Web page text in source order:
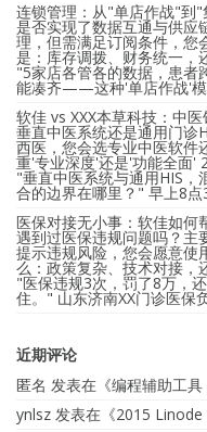
连锁管理：从"单店作战"到
是否实现了数据互通与供应
理，但需满足订阅条件，您
是：库存调拨、财务统一，
"5家店各管各的数据，患者
能凑齐——这种'单店作战'
软佳 vs XXX本草科技：中
垂直中医系统还是通用门诊
西医，您会选专业中医软件
重'专业深度'还是'功能全面'
"垂直中医系统与通用HIS，
合的边界在哪里？" 早上8
医保对接无小事：软佳如何
遇到过医保违规问题吗？主
提示违规风险，您会愿意使
么：政策复杂、技术对接，
"医保违规3次，罚了8万，
住。" 山东济南XX门诊医保
近期评论
匿名 发表在《编程辅助工
ynlsz 发表在《2015